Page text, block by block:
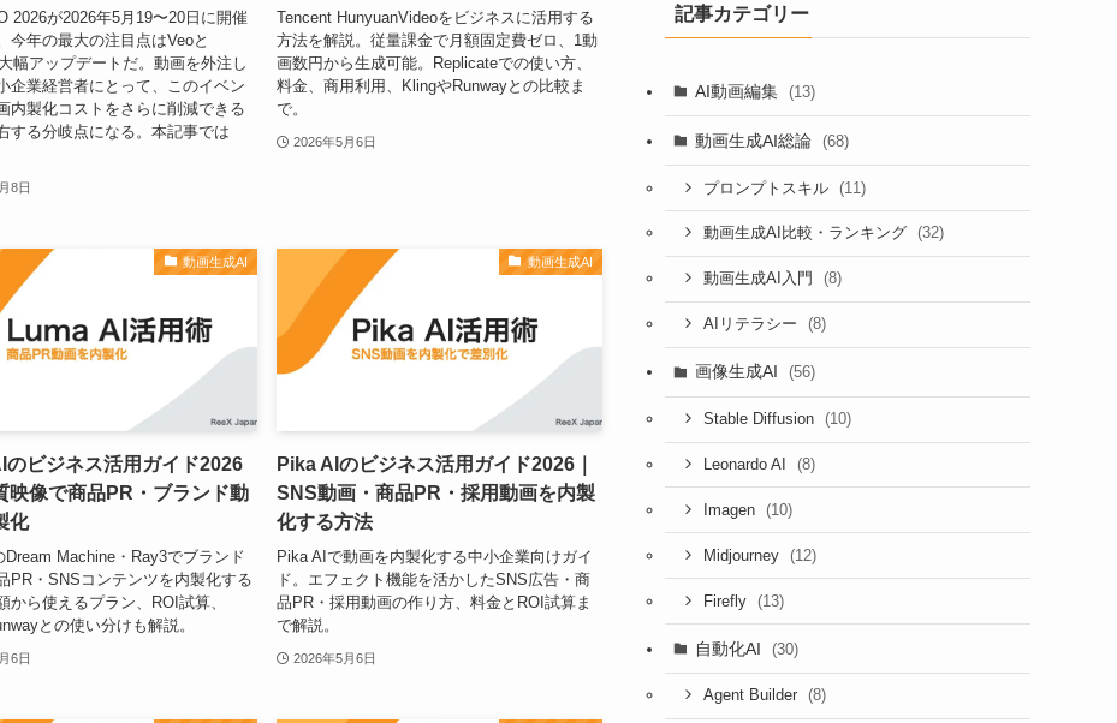
2026が2026年5月19〜20日に開催
今年の最大の注目点はVeoと
幅アップデートだ。動画を外注し
企業経営者にとって、このイベン
内製化コストをさらに削減できる
する分岐点になる。本記事では
8日
Tencent HunyuanVideoをビジネスに活用する
方法を解説。従量課金で月額固定費ゼロ、1動
画数円から生成可能。Replicateでの使い方、
料金、商用利用、KlingやRunwayとの比較ま
で。
2026年5月6日
動画生成AI
のビジネス活用ガイド2026
映像で商品PR・ブランド動
化
Dream Machine・Ray3でブランド
PR・SNSコンテンツを内製化する
から使えるプラン、ROI試算、
との使い分けも解説。
6日
動画生成AI
Pika AIのビジネス活用ガイド2026｜
SNS動画・商品PR・採用動画を内製
化する方法
Pika AIで動画を内製化する中小企業向けガイ
ド。エフェクト機能を活かしたSNS広告・商
品PR・採用動画の作り方、料金とROI試算ま
で解説。
2026年5月6日
記事カテゴリー
AI動画編集 (13)
動画生成AI総論 (68)
プロンプトスキル (11)
動画生成AI比較・ランキング (32)
動画生成AI入門 (8)
AIリテラシー (8)
画像生成AI (56)
Stable Diffusion (10)
Leonardo AI (8)
Imagen (10)
Midjourney (12)
Firefly (13)
自動化AI (30)
Agent Builder (8)